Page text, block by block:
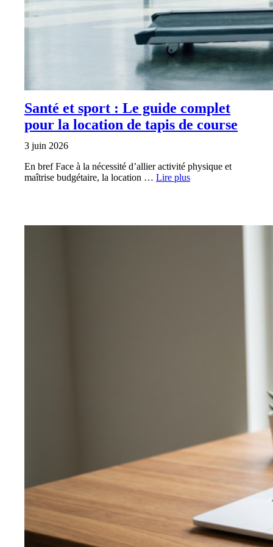
Santé et sport : Le guide complet
pour la location de tapis de course
3 juin 2026
En bref Face à la nécessité d’allier activité physique et
maîtrise budgétaire, la location … Lire plus